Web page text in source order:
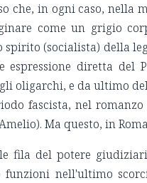
che, in ogni caso,
come un grigio
(socialista) della
espressione diretta
oligarchi, e da ultimo
fascista, nel
Ma questo, in
fila del potere
funzioni nell'ultimo